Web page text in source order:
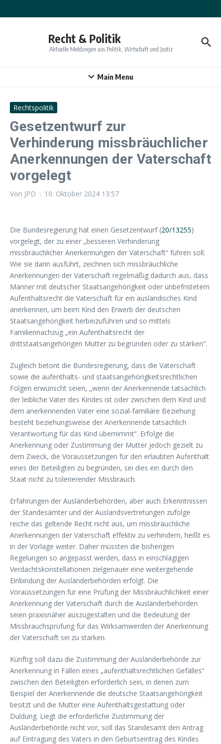
Recht & Politik
Aktuelle Meldungen aus Politik, Wirtschaft und Justiz
Main Menu
Rechtspolitik
Gesetzentwurf zur
Verhinderung missbräuchlicher
Anerkennungen der Vaterschaft
vorgelegt
Von JPD 10. Oktober 2024 13:57
Die Bundesregierung hat einen Gesetzentwurf (20/13255)
vorgelegt, der zu einer „besseren Verhinderung
missbräuchlicher Anerkennungen der Vaterschaft“ führen soll.
Wie sie darin ausführt, zeichnen sich missbräuchliche
Anerkennungen der Vaterschaft regelmäßig dadurch aus, dass
Männer mit deutscher Staatsangehörigkeit oder unbefristetem
Aufenthaltsrecht die Vaterschaft für ein ausländisches Kind
anerkennen, um beim Kind den Erwerb der deutschen
Staatsangehörigkeit herbeizuführen und so mittels
Familiennachzug „ein Aufenthaltsrecht der
drittstaatsangehörigen Mutter zu begründen oder zu stärken“.
Zugleich betont die Bundesregierung, dass die Vaterschaft
sowie die aufenthalts- und staatsangehörigkeitsrechtlichen
Folgen erwünscht seien, „wenn der Anerkennende tatsächlich
der leibliche Vater des Kindes ist oder zwischen dem Kind und
dem anerkennenden Vater eine sozial-familiäre Beziehung
besteht beziehungsweise der Anerkennende tatsächlich
Verantwortung für das Kind übernimmt“. Erfolge die
Anerkennung oder Zustimmung der Mutter jedoch gezielt zu
dem Zweck, die Voraussetzungen für den erlaubten Aufenthalt
eines der Beteiligten zu begründen, sei dies ein durch den
Staat nicht zu tolerierender Missbrauch.
Erfahrungen der Ausländerbehörden, aber auch Erkenntnissen
der Standesämter und der Auslandsvertretungen zufolge
reiche das geltende Recht nicht aus, um missbräuchliche
Anerkennungen der Vaterschaft effektiv zu verhindern, heißt es
in der Vorlage weiter. Daher müssten die bisherigen
Regelungen so angepasst werden, dass in einschlägigen
Verdachtskonstellationen zielgenauer eine weitergehende
Einbindung der Ausländerbehörden erfolgt. Die
Voraussetzungen für eine Prüfung der Missbräuchlichkeit einer
Anerkennung der Vaterschaft durch die Ausländerbehörden
seien praxisnäher auszugestalten und die Bedeutung der
Missbrauchsprüfung für das Wirksamwerden der Anerkennung
der Vaterschaft sei zu stärken.
Künftig soll dazu die Zustimmung der Ausländerbehörde zur
Anerkennung in Fällen eines „aufenthaltsrechtlichen Gefälles“
zwischen den Beteiligten erforderlich sein, in denen zum
Beispiel der Anerkennende die deutsche Staatsangehörigkeit
besitzt und die Mutter eine Aufenthaltsgestattung oder
Duldung. Liegt die erforderliche Zustimmung der
Ausländerbehörde nicht vor, soll das Standesamt den Antrag
auf Eintragung des Vaters in den Geburtseintrag des Kindes